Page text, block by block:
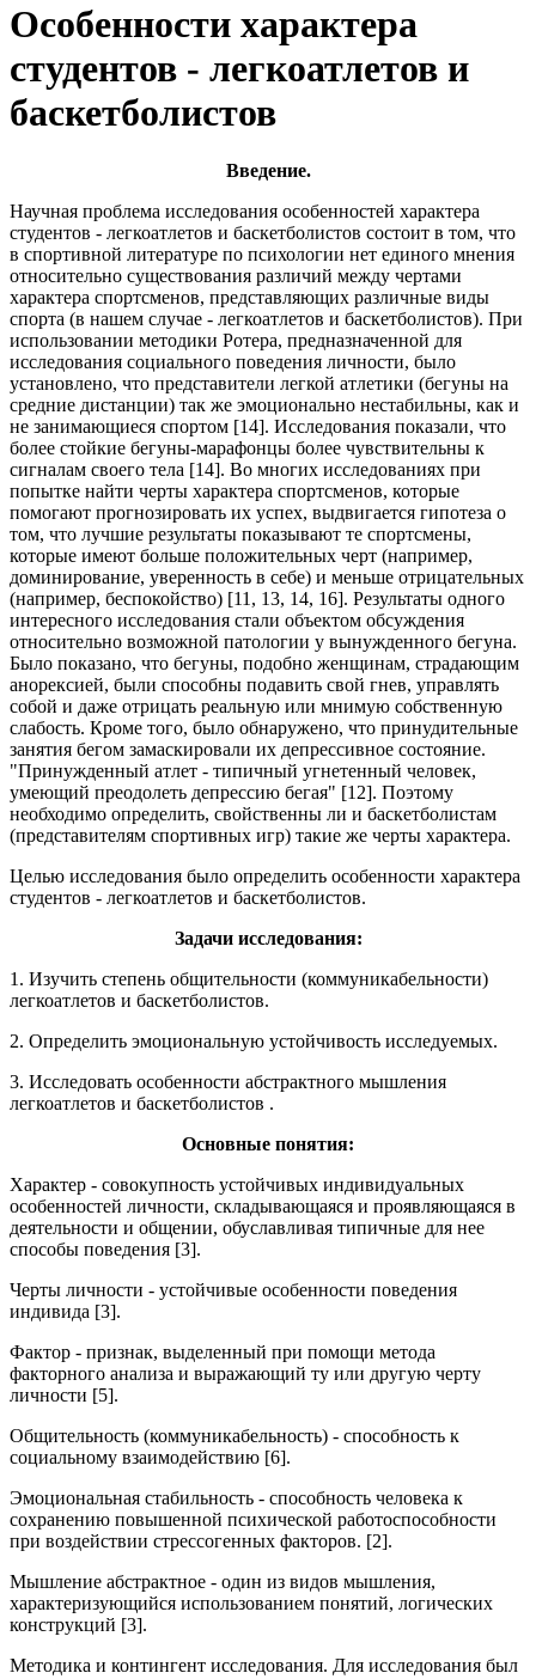
Особенности характера
студентов - легкоатлетов и
баскетболистов
Введение.
Научная проблема исследования особенностей характера
студентов - легкоатлетов и баскетболистов состоит в том, что
в спортивной литературе по психологии нет единого мнения
относительно существования различий между чертами
характера спортсменов, представляющих различные виды
спорта (в нашем случае - легкоатлетов и баскетболистов). При
использовании методики Ротера, предназначенной для
исследования социального поведения личности, было
установлено, что представители легкой атлетики (бегуны на
средние дистанции) так же эмоционально нестабильны, как и
не занимающиеся спортом [14]. Исследования показали, что
более стойкие бегуны-марафонцы более чувствительны к
сигналам своего тела [14]. Во многих исследованиях при
попытке найти черты характера спортсменов, которые
помогают прогнозировать их успех, выдвигается гипотеза о
том, что лучшие результаты показывают те спортсмены,
которые имеют больше положительных черт (например,
доминирование, уверенность в себе) и меньше отрицательных
(например, беспокойство) [11, 13, 14, 16]. Результаты одного
интересного исследования стали объектом обсуждения
относительно возможной патологии у вынужденного бегуна.
Было показано, что бегуны, подобно женщинам, страдающим
анорексией, были способны подавить свой гнев, управлять
собой и даже отрицать реальную или мнимую собственную
слабость. Кроме того, было обнаружено, что принудительные
занятия бегом замаскировали их депрессивное состояние.
"Принужденный атлет - типичный угнетенный человек,
умеющий преодолеть депрессию бегая" [12]. Поэтому
необходимо определить, свойственны ли и баскетболистам
(представителям спортивных игр) такие же черты характера.
Целью исследования было определить особенности характера
студентов - легкоатлетов и баскетболистов.
Задачи исследования:
1. Изучить степень общительности (коммуникабельности)
легкоатлетов и баскетболистов.
2. Определить эмоциональную устойчивость исследуемых.
3. Исследовать особенности абстрактного мышления
легкоатлетов и баскетболистов .
Основные понятия:
Характер - совокупность устойчивых индивидуальных
особенностей личности, складывающаяся и проявляющаяся в
деятельности и общении, обуславливая типичные для нее
способы поведения [3].
Черты личности - устойчивые особенности поведения
индивида [3].
Фактор - признак, выделенный при помощи метода
факторного анализа и выражающий ту или другую черту
личности [5].
Общительность (коммуникабельность) - способность к
социальному взаимодействию [6].
Эмоциональная стабильность - способность человека к
сохранению повышенной психической работоспособности
при воздействии стрессогенных факторов. [2].
Мышление абстрактное - один из видов мышления,
характеризующийся использованием понятий, логических
конструкций [3].
Методика и контингент исследования. Для исследования был